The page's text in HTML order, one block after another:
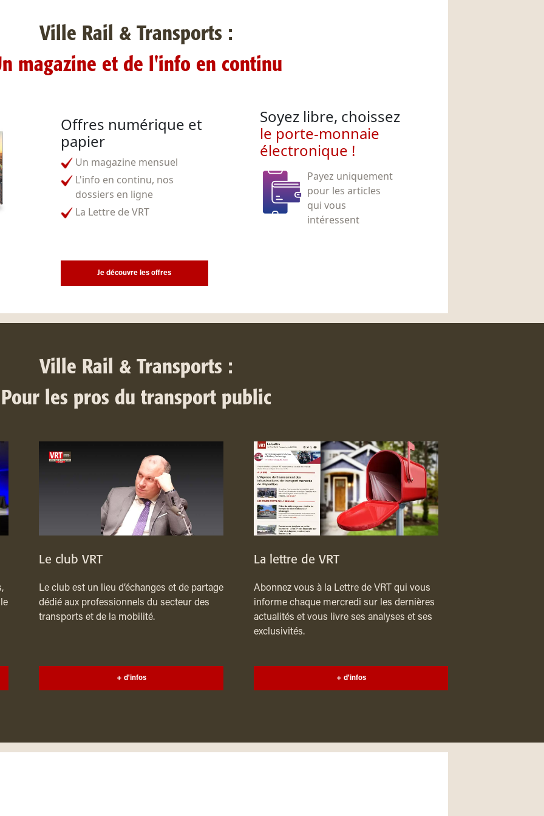
Ville Rail & Transports :
magazine et de l'info en continu
Offres numérique et
papier
Un magazine mensuel
L'info en continu, nos
dossiers en ligne
La Lettre de VRT
Soyez libre, choissez
le porte-monnaie
électronique !
Payez uniquement
pour les articles
qui vous
intéressent
Je découvre les offres
Ville Rail & Transports :
Pour les pros du transport public
Le club VRT
Le club est un lieu d’échanges et de partage
dédié aux professionnels du secteur des
transports et de la mobilité.
+ d'infos
La lettre de VRT
Abonnez vous à la Lettre de VRT qui vous
informe chaque mercredi sur les dernières
actualités et vous livre ses analyses et ses
exclusivités.
+ d'infos